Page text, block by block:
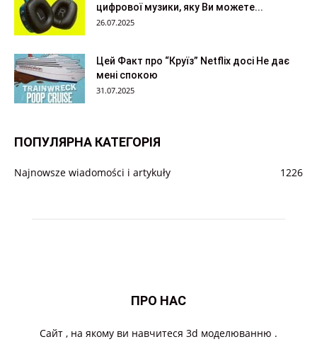
цифрової музики, яку Ви можете...
26.07.2025
Цей Факт про “Круїз” Netflix досі Не дає
мені спокою
31.07.2025
ПОПУЛЯРНА КАТЕГОРІЯ
Najnowsze wiadomości i artykuły 1226
ПРО НАС
Cайт , на якому ви навчитеся 3d моделюванню .